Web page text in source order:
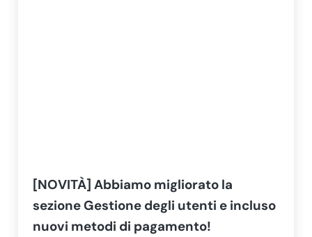
[NOVITÀ] Abbiamo migliorato la
sezione Gestione degli utenti e incluso
nuovi metodi di pagamento!